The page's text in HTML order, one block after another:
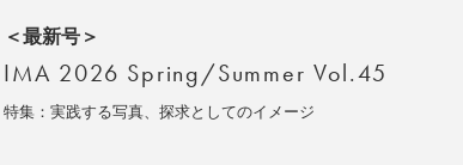
＜最新号＞
IMA 2026 Spring/Summer Vol.45
特集：実践する写真、探求としてのイメージ